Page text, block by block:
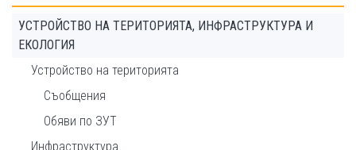
УСТРОЙСТВО НА ТЕРИТОРИЯТА, ИНФРАСТРУКТУРА И
ЕКОЛОГИЯ
Устройство на територията
Съобщения
Обяви по ЗУТ
Инфраструктура